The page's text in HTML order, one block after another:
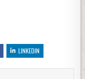
LINKEDIN